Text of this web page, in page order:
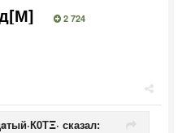
2 724
сказал: